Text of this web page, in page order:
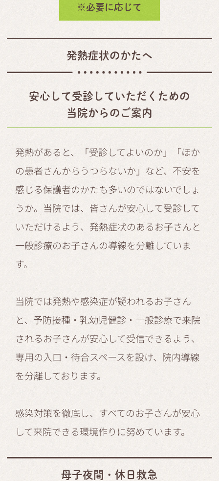
※必要に応じて
発熱症状のかたへ
安心して受診していただくための
当院からのご案内
発熱があると、「受診してよいのか」「ほか
の患者さんからうつらないか」など、不安を
感じる保護者のかたも多いのではないでしょ
うか。当院では、皆さんが安心して受診して
いただけるよう、発熱症状のあるお子さんと
一般診療のお子さんの導線を分離していま
す。
当院では発熱や感染症が疑われるお子さん
と、予防接種・乳幼児健診・一般診療で来院
されるお子さんが安心して受信できるよう、
専用の入口・待合スペースを設け、院内導線
を分離しております。
感染対策を徹底し、すべてのお子さんが安心
して来院できる環境作りに努めています。
母子夜間・休日救急